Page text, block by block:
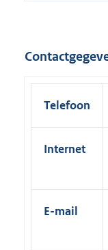
Telefoon
Internet
E-mail